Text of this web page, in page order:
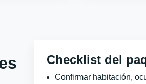
Checklist del
Confirmar habitación,